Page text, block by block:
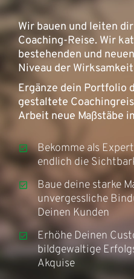
Wir bauen und leiten
Coaching-Reise. Wir
bestehenden und
Niveau der
Ergänze dein Portfolio
gestaltete
Arbeit neue Maßstäbe
Bekomme als
endlich die
Baue deine starke
unvergessliche
Deinen Kunden
Erhöhe Deinen
bildgewaltige
Akquise